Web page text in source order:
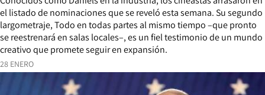
28 ENERO
el listado de nominaciones que se reveló esta semana. Su segundo
largometraje, Todo en todas partes al mismo tiempo –que pronto
se reestrenará en salas locales–, es un fiel testimonio de un mundo
creativo que promete seguir en expansión.